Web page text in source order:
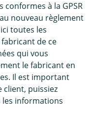
à la GPSR
nouveau règlement
toutes les
de ce
qui vous
le fabricant en
Il est important
client, puissiez
informations